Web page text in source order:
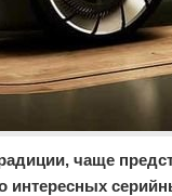
чаще
интересных